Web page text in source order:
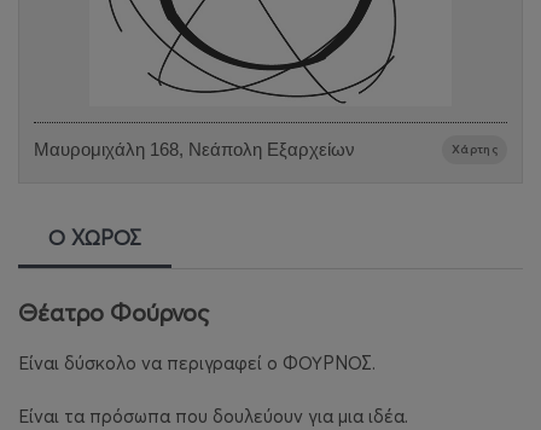
Μαυρομιχάλη 168, Νεάπολη Εξαρχείων Χάρτης
Ο ΧΩΡΟΣ
Θέατρο Φούρνος
Είναι δύσκολο να περιγραφεί ο ΦΟΥΡΝΟΣ.
Είναι τα πρόσωπα που δουλεύουν για μια ιδέα.